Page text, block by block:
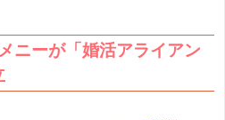
ニーが「婚活アライアン